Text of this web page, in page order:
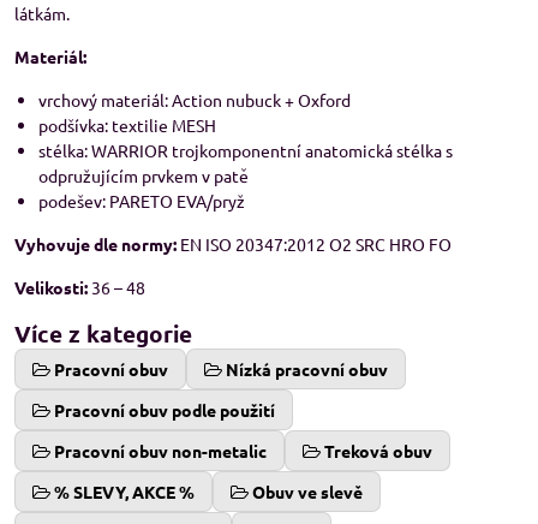
látkám.
Materiál:
vrchový materiál: Action nubuck + Oxford
podšívka: textilie MESH
stélka: WARRIOR trojkomponentní anatomická stélka s
odpružujícím prvkem v patě
podešev: PARETO EVA/pryž
Vyhovuje dle normy: EN ISO 20347:2012 O2 SRC HRO FO
Velikosti: 36 – 48
Více z kategorie
Pracovní obuv
Nízká pracovní obuv
Pracovní obuv podle použití
Pracovní obuv non-metalic
Treková obuv
% SLEVY, AKCE %
Obuv ve slevě